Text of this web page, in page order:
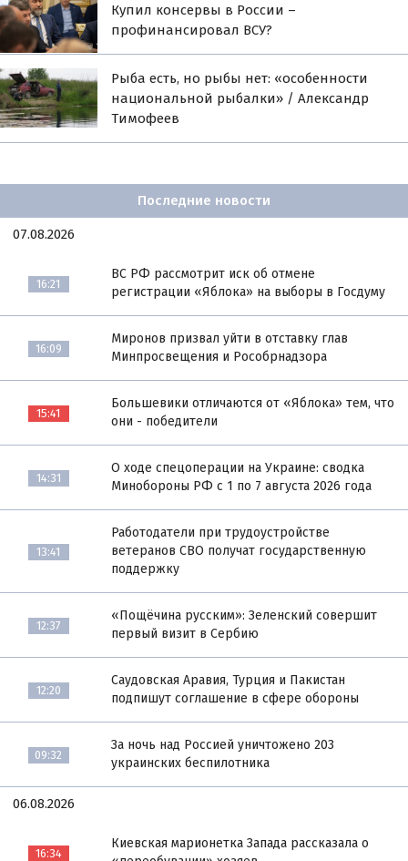
Купил консервы в России –
профинансировал ВСУ?
Рыба есть, но рыбы нет: «особенности
национальной рыбалки» / Александр
Тимофеев
Последние новости
07.08.2026
16:21
ВС РФ рассмотрит иск об отмене
регистрации «Яблока» на выборы в Госдуму
16:09
Миронов призвал уйти в отставку глав
Минпросвещения и Рособрнадзора
15:41
Большевики отличаются от «Яблока» тем, что
они - победители
14:31
О ходе спецоперации на Украине: сводка
Минобороны РФ с 1 по 7 августа 2026 года
13:41
Работодатели при трудоустройстве
ветеранов СВО получат государственную
поддержку
12:37
«Пощёчина русским»: Зеленский совершит
первый визит в Сербию
12:20
Саудовская Аравия, Турция и Пакистан
подпишут соглашение в сфере обороны
09:32
За ночь над Россией уничтожено 203
украинских беспилотника
06.08.2026
16:34
Киевская марионетка Запада рассказала о